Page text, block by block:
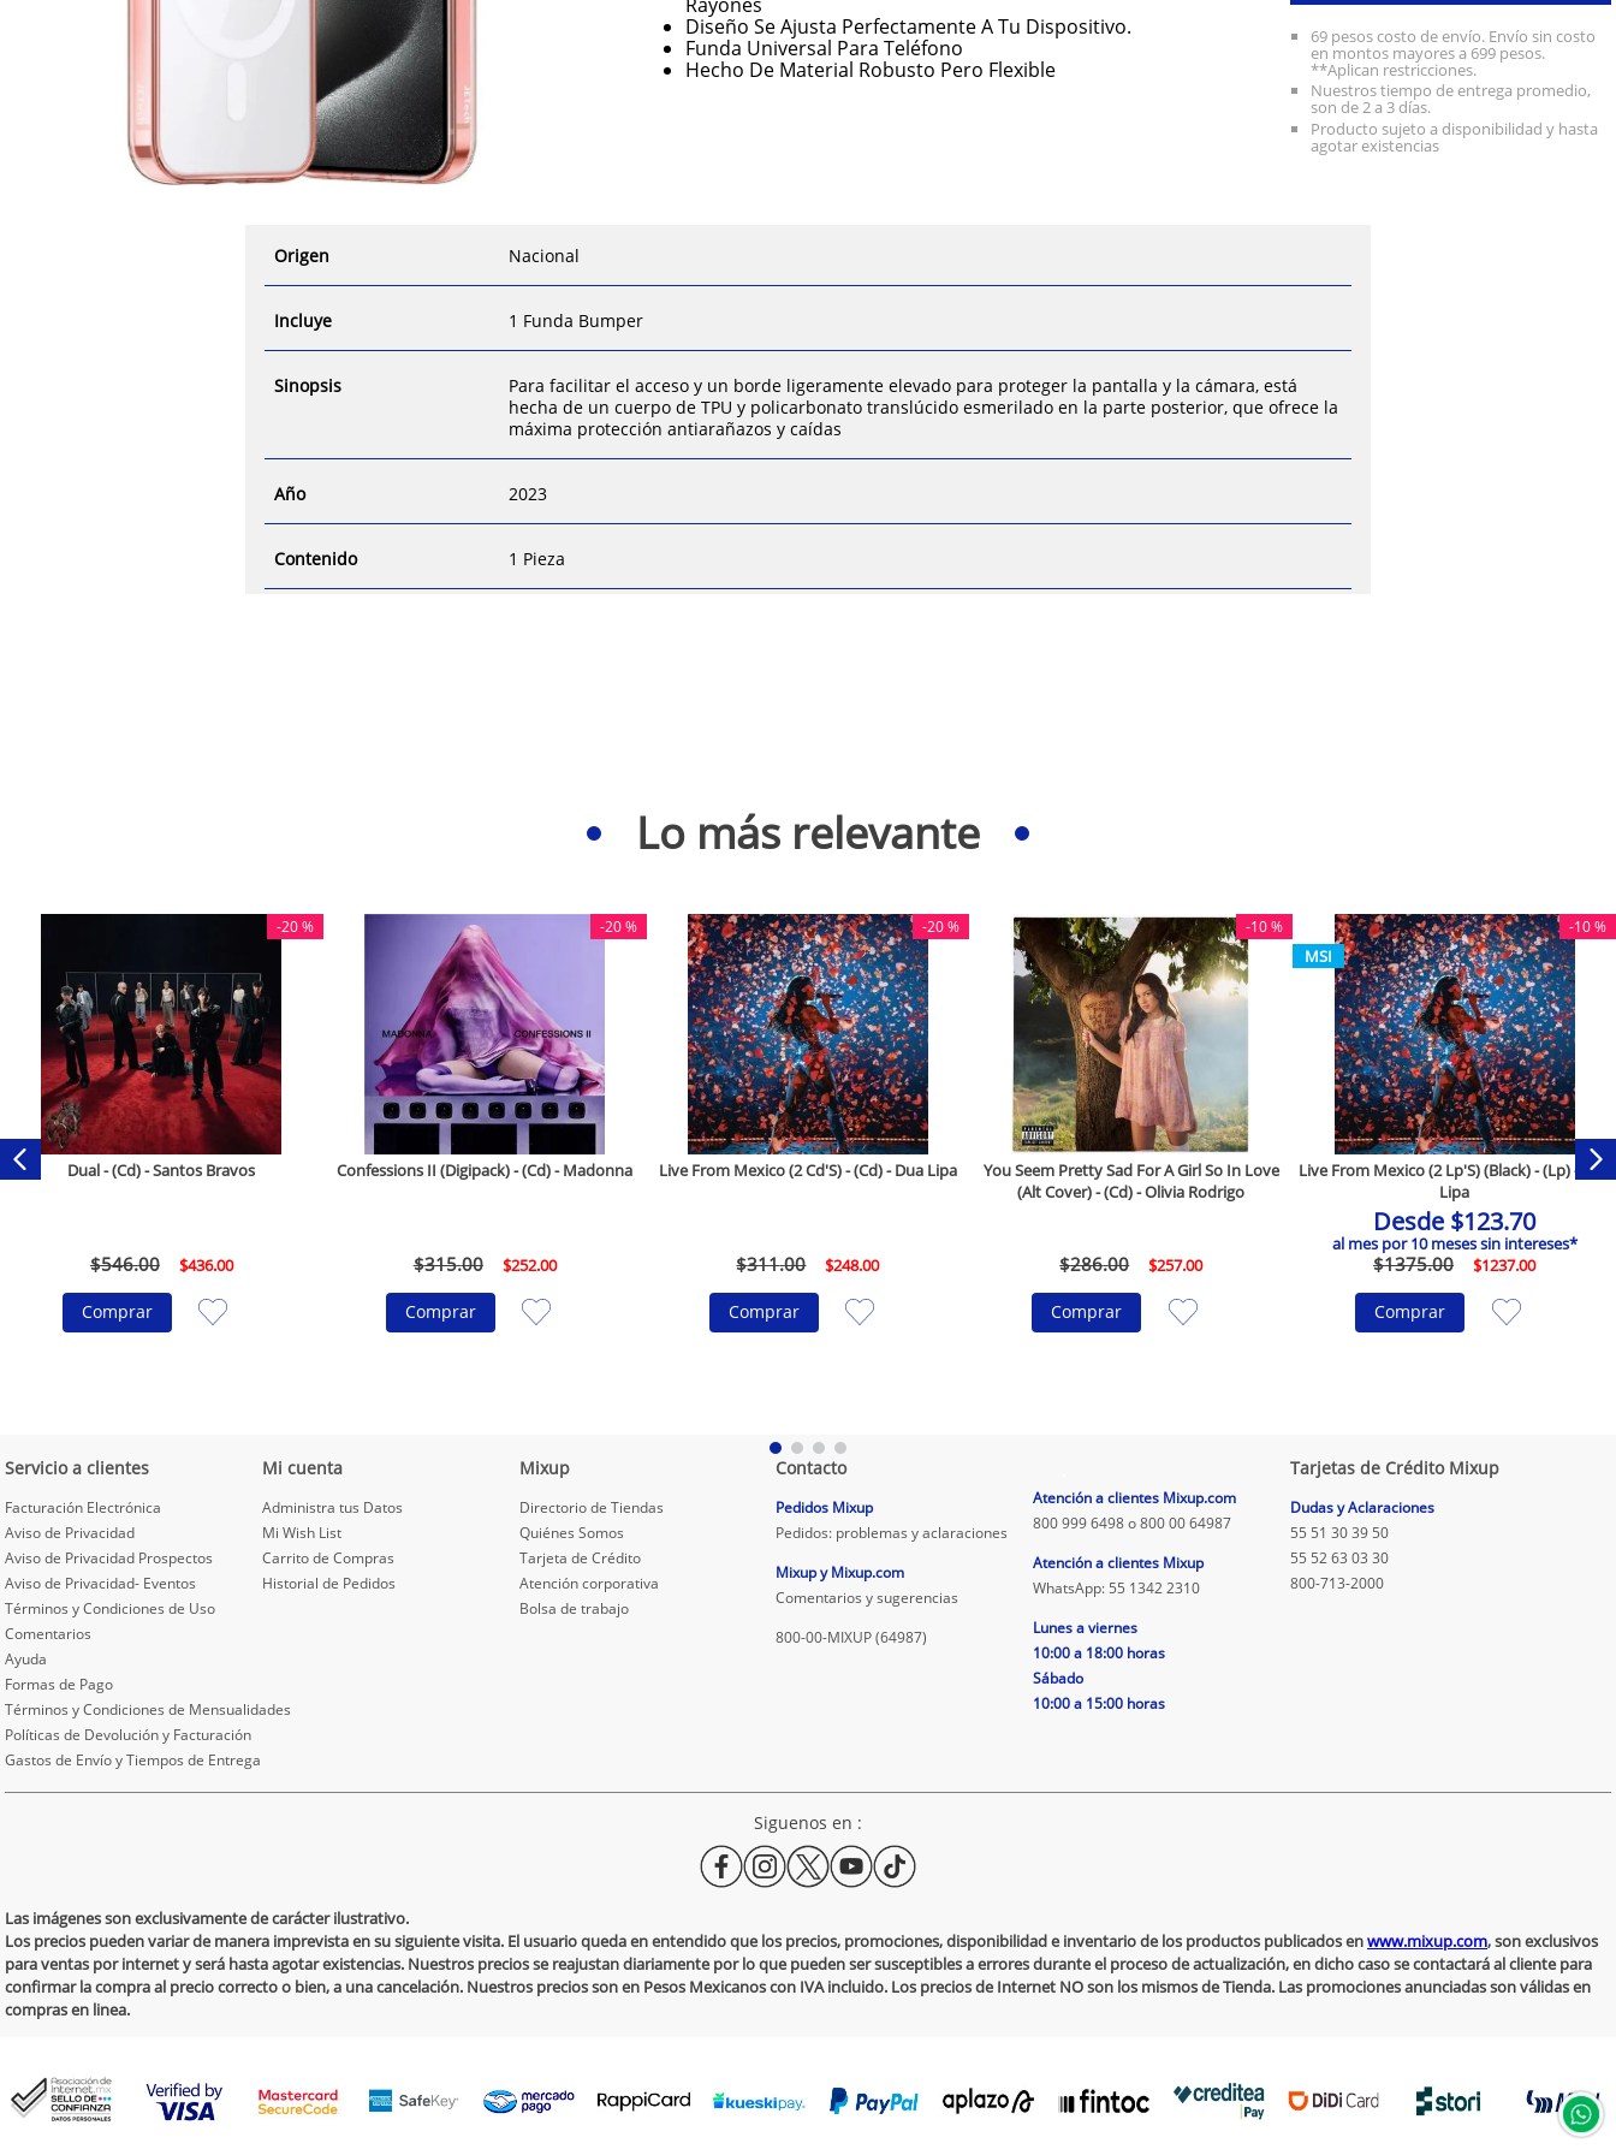
Diseño Se Ajusta Perfectamente A Tu Dispositivo.
Funda Universal Para Teléfono
Hecho De Material Robusto Pero Flexible
69 pesos costo de envío. Envío sin costo
en montos mayores a 699 pesos.
**Aplican restricciones.
Nuestros tiempo de entrega promedio,
son de 2 a 3 días.
Producto sujeto a disponibilidad y hasta
agotar existencias
Origen Nacional
Incluye 1 Funda Bumper
Sinopsis
Para facilitar el acceso y un borde ligeramente elevado para proteger la pantalla y la cámara, está
hecha de un cuerpo de TPU y policarbonato translúcido esmerilado en la parte posterior, que ofrece la
máxima protección antiarañazos y caídas
Año 2023
Contenido 1 Pieza
Lo más relevante
-20 %
Dual - (Cd) - Santos Bravos
$546.00 $436.00
Comprar
-20 %
Confessions II (Digipack) - (Cd) - Madonna
$315.00 $252.00
Comprar
-20 %
Live From Mexico (2 Cd'S) - (Cd) - Dua Lipa
$311.00 $248.00
Comprar
-10 %
You Seem Pretty Sad For A Girl So In Love
(Alt Cover) - (Cd) - Olivia Rodrigo
$286.00 $257.00
Comprar
MSI
-10 %
Live From Mexico (2 Lp'S) (Black) - (Lp) - Dua
Lipa
Desde $123.70
al mes por10meses sin intereses*
$1375.00 $1237.00
Comprar
Servicio a clientes
Facturación Electrónica
Aviso de Privacidad
Aviso de Privacidad Prospectos
Aviso de Privacidad- Eventos
Términos y Condiciones de Uso
Comentarios
Ayuda
Formas de Pago
Términos y Condiciones de Mensualidades
Políticas de Devolución y Facturación
Gastos de Envío y Tiempos de Entrega
Mi cuenta
Administra tus Datos
Mi Wish List
Carrito de Compras
Historial de Pedidos
Mixup
Directorio de Tiendas
Quiénes Somos
Tarjeta de Crédito
Atención corporativa
Bolsa de trabajo
Contacto
Pedidos Mixup
Pedidos: problemas y aclaraciones
Mixup y Mixup.com
Comentarios y sugerencias
800-00-MIXUP (64987)
Atención a clientes Mixup.com
800 999 6498 o 800 00 64987
Atención a clientes Mixup
WhatsApp: 55 1342 2310
Lunes a viernes
10:00 a 18:00 horas
Sábado
10:00 a 15:00 horas
Tarjetas de Crédito Mixup
Dudas y Aclaraciones
55 51 30 39 50
55 52 63 03 30
800-713-2000
Siguenos en :
Las imágenes son exclusivamente de carácter ilustrativo.
Los precios pueden variar de manera imprevista en su siguiente visita. El usuario queda en entendido que los precios, promociones, disponibilidad e inventario de los productos publicados enwww.mixup.com, son exclusivos
para ventas por internet y será hasta agotar existencias. Nuestros precios se reajustan diariamente por lo que pueden ser susceptibles a errores durante el proceso de actualización, en dicho caso se contactará al cliente para
confirmar la compra al precio correcto o bien, a una cancelación. Nuestros precios son en Pesos Mexicanos con IVA incluido. Los precios de Internet NO son los mismos de Tienda. Las promociones anunciadas son válidas en
compras en linea.